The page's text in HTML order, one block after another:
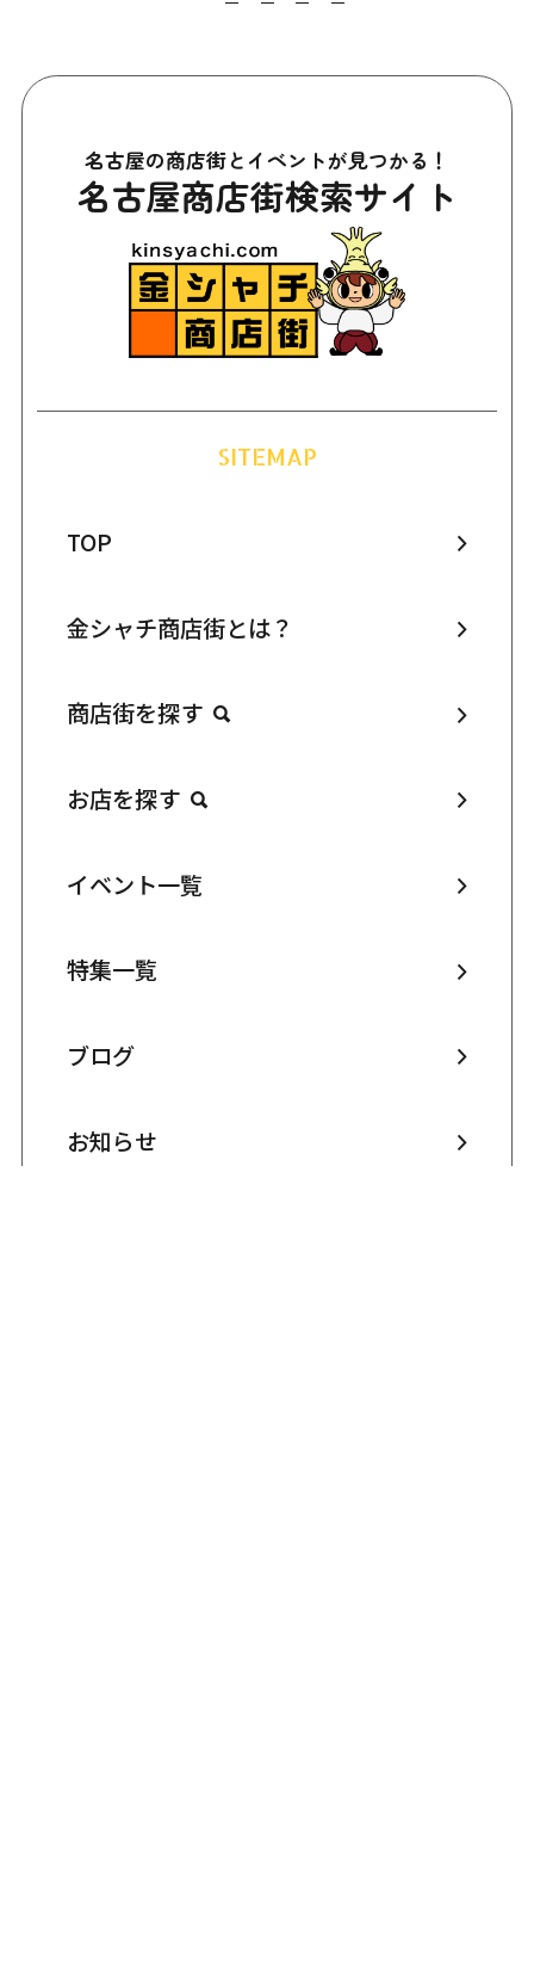
名古屋の商店街とイベントが見つかる！
名古屋商店街検索サイト
SITEMAP
TOP
金シャチ商店街とは？
商店街を探す
お店を探す
イベント一覧
特集一覧
ブログ
お知らせ